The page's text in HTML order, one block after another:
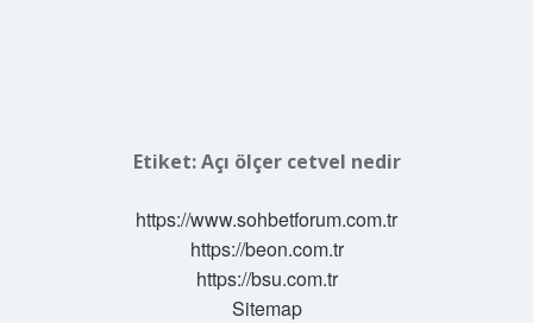
Etiket:Açı ölçer cetvel nedir
https://www.sohbetforum.com.tr
https://beon.com.tr
https://bsu.com.tr
Sitemap